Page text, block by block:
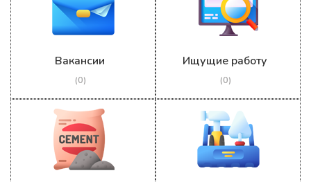
Вакансии
(0)
Ищущие работу
(0)